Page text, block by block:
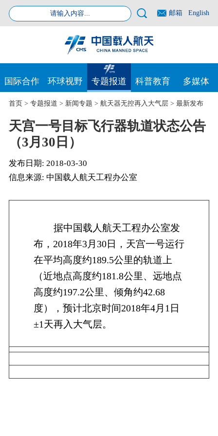
邮箱 English
国际合作 环球视野 专题报道 科普教育 多媒体
首页> 专题报道 > 新闻专题 > 航天器无控再入大气层> 最新发布
天宫一号目标飞行器轨道状态公告
（3月30日）
发布日期: 2018-03-30
信息来源: 中国载人航天工程办公室
据中国载人航天工程办公室发
布，2018年3月30日，天宫一号运行
在平均高度约189.5公里的轨道上
（近地点高度约181.8公里、远地点
高度约197.2公里、倾角约42.68
度），预计北京时间2018年4月1日
±1天再入大气层。